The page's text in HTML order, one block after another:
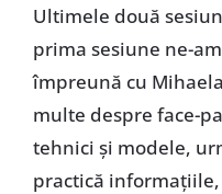
Ultimele două
prima sesiune ne-
împreună cu
multe despre face-
tehnici și modele,
practică